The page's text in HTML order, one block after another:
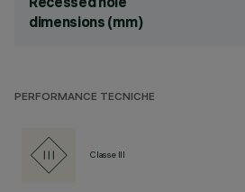
dimensions (mm)
PERFORMANCE TECNICHE
Classe III